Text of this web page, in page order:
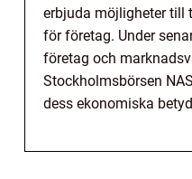
erbjuda möjligheter
för företag. Under
företag och
Stockholmsbörsen
dess ekonomiska